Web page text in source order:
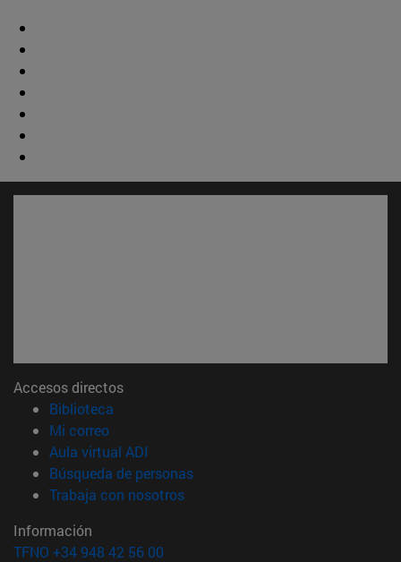
Accesos directos
Biblioteca
Mi correo(abre en nueva ventana)
Aula virtual ADI
Búsqueda de personas(abre en nueva ventana)
Trabaja con nosotros(abre en nueva ventana)
Información
TFNO +34 948 42 56 00